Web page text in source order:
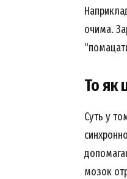
очима.
То як
Суть у
мозок